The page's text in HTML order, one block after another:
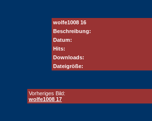
wolfe1008 16
Beschreibung:
Datum:
Hits:
Downloads:
Dateigröße:
Vorheriges Bild:
wolfe1008 17